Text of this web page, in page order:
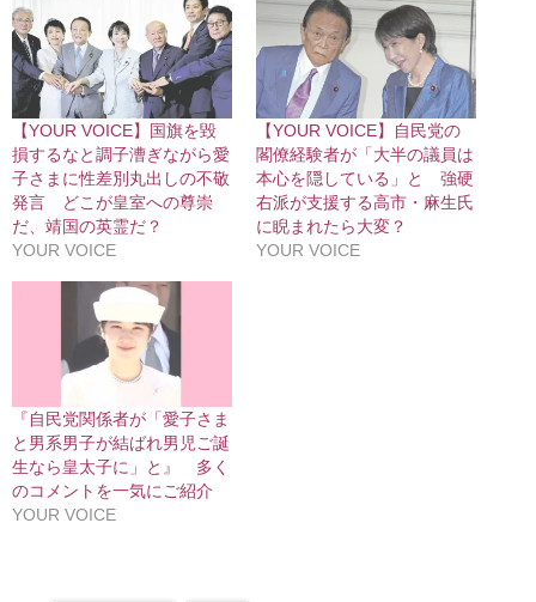
【YOUR VOICE】国旗を毀
損するなと調子漕ぎながら愛
子さまに性差別丸出しの不敬
発言 どこが皇室への尊崇
だ、靖国の英霊だ？
YOUR VOICE
【YOUR VOICE】自民党の
閣僚経験者が「大半の議員は
本心を隠している」と 強硬
右派が支援する高市・麻生氏
に睨まれたら大変？
YOUR VOICE
『自民党関係者が「愛子さま
と男系男子が結ばれ男児ご誕
生なら皇太子に」と』 多く
のコメントを一気にご紹介
YOUR VOICE